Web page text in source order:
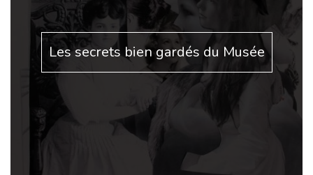
Les secrets bien gardés du Musée